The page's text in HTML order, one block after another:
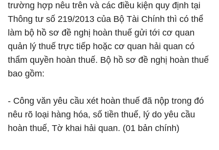
trường hợp nêu trên và các điều kiện quy định tại
Thông tư số 219/2013 của Bộ Tài Chính thì có thể
làm bộ hồ sơ đề nghị hoàn thuế gửi tới cơ quan
quản lý thuế trực tiếp hoặc cơ quan hải quan có
thẩm quyền hoàn thuế. Bộ hồ sơ đề nghị hoàn thuế
bao gồm:
- Công văn yêu cầu xét hoàn thuế đã nộp trong đó
nêu rõ loại hàng hóa, số tiền thuế, lý do yêu cầu
hoàn thuế, Tờ khai hải quan. (01 bản chính)